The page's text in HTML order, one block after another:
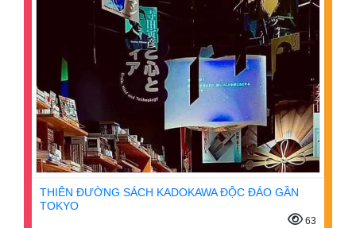
THIÊN ĐƯỜNG SÁCH KADOKAWA ĐỘC ĐÁO GẦN
TOKYO
63